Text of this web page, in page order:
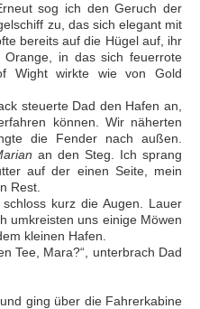
sog ich den Geruch der
zu, das sich elegant mit
bereits auf die Hügel auf, ihr
in das sich feuerrote
Wight wirkte wie von Gold
steuerte Dad den Hafen an,
können. Wir näherten
die Fender nach außen.
an den Steg. Ich sprang
auf der einen Seite, mein
Rest.
kurz die Augen. Lauer
umkreisten uns einige Möwen
kleinen Hafen.
Tee, Mara?“, unterbrach Dad
ging über die Fahrerkabine